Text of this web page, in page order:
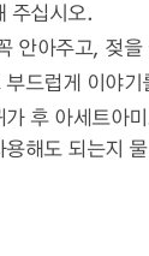
주십시오.
안아주고, 젖을
드럽게 이야기
가 후 아세트아
해도 되는지